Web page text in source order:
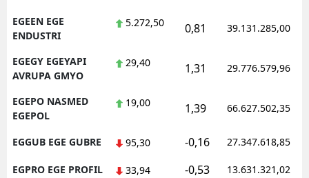
EGEEN EGE
ENDUSTRI
5.272,50 0,81 39.131.285,00
EGEGY EGEYAPI
AVRUPA GMYO
29,40 1,31 29.776.579,96
EGEPO NASMED
EGEPOL
19,00 1,39 66.627.502,35
EGGUB EGE GUBRE 95,30 -0,16 27.347.618,85
EGPRO EGE PROFIL 33,94 -0,53 13.631.321,02